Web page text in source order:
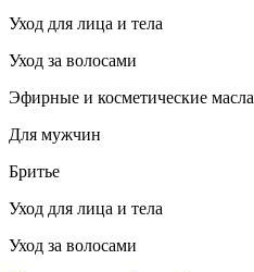
Уход для лица и тела
Уход за волосами
Эфирные и косметические масла
Для мужчин
Бритье
Уход для лица и тела
Уход за волосами